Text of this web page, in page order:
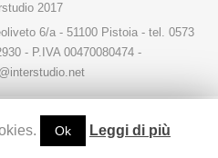
2017
6/a - 51100 Pistoia - tel. 0573
- P.IVA 00470080474 -
Ok Leggi di più